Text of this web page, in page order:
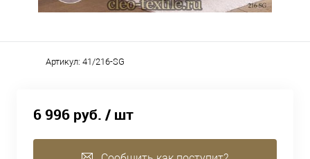
Артикул: 41/216-SG
6 996 руб. / шт